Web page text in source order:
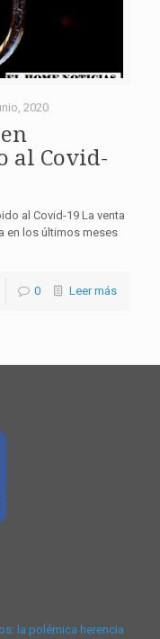
2020
al Covid-
al Covid-19 La venta
en los últimos meses
0 Leer más
la polémica herencia